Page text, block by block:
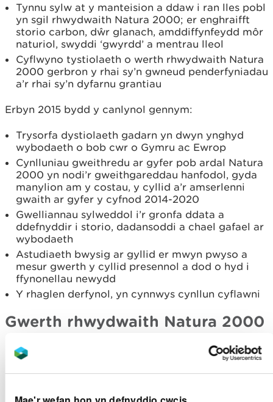
Tynnu sylw at y manteision a ddaw i ran lles pobl
yn sgil rhwydwaith Natura 2000; er enghraifft
storio carbon, dŵr glanach, amddiffynfeydd môr
naturiol, swyddi ‘gwyrdd’ a mentrau lleol
Cyflwyno tystiolaeth o werth rhwydwaith Natura
2000 gerbron y rhai sy’n gwneud penderfyniadau
a’r rhai sy’n dyfarnu grantiau
Erbyn 2015 bydd y canlynol gennym:
Trysorfa dystiolaeth gadarn yn dwyn ynghyd
wybodaeth o bob cwr o Gymru ac Ewrop
Cynlluniau gweithredu ar gyfer pob ardal Natura
2000 yn nodi’r gweithgareddau hanfodol, gyda
manylion am y costau, y cyllid a’r amserlenni
gwaith ar gyfer y cyfnod 2014-2020
Gwelliannau sylweddol i’r gronfa ddata a
ddefnyddir i storio, dadansoddi a chael gafael ar
wybodaeth
Astudiaeth bwysig ar gyllid er mwyn pwyso a
mesur gwerth y cyllid presennol a dod o hyd i
ffynonellau newydd
Y rhaglen derfynol, yn cynnwys cynllun cyflawni
Gwerth rhwydwaith Natura 2000
Mae safleoedd Natura 2000 yn:
Cynnig hafan hollbwysig a lefel uchel o
gynefinoedd sydd dan fygythiad rhyngwladol